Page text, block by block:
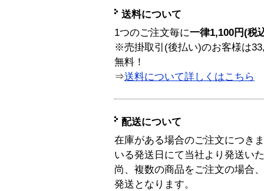
送料について
1つのご注文毎に一律1,100円(税
※売掛取引(後払い)のお客様は
無料！
⇒送料について詳しくはこちら
配送について
在庫がある場合のご注文につき
いる発送日にて当社より発送い
尚、複数の商品をご注文の場合
発送となります。